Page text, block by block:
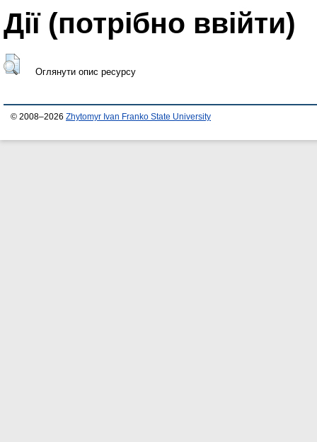
Дії ​​(потрібно ввійти)
Оглянути опис ресурсу
© 2008–2026 Zhytomyr Ivan Franko State University